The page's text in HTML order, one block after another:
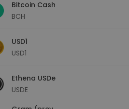
Bitcoin Cash
BCH
USD1
USD1
Ethena USDe
USDE